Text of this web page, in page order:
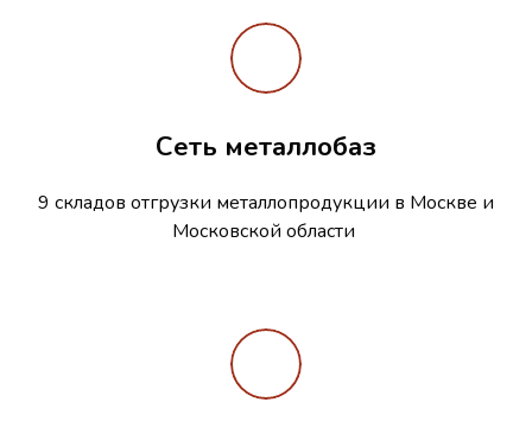
Сеть металлобаз
9 складов отгрузки металлопродукции в Москве и
Московской области